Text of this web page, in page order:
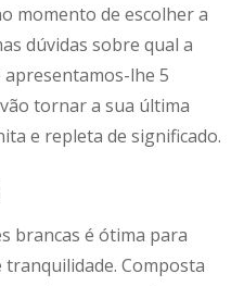
momento de escolher a
dúvidas sobre qual a
apresentamos-lhe 5
tornar a sua última
e repleta de significado.
brancas é ótima para
Composta